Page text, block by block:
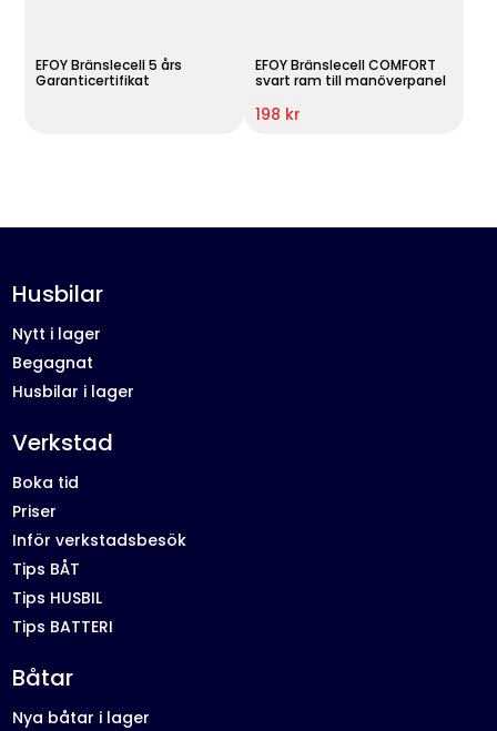
EFOY Bränslecell 5 års
Garanticertifikat
EFOY Bränslecell COMFORT
svart ram till manöverpanel
198 kr
Husbilar
Nytt i lager
Begagnat
Husbilar i lager
Verkstad
Boka tid
Priser
Inför verkstadsbesök
Tips BÅT
Tips HUSBIL
Tips BATTERI
Båtar
Nya båtar i lager